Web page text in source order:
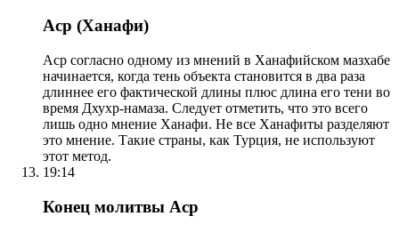
Аср (Ханафи)
Аср согласно одному из мнений в Ханафийском мазхабе
начинается, когда тень объекта становится в два раза
длиннее его фактической длины плюс длина его тени во
время Дхухр-намаза. Следует отметить, что это всего
лишь одно мнение Ханафи. Не все Ханафиты разделяют
это мнение. Такие страны, как Турция, не используют
этот метод.
19:14
Конец молитвы Аср